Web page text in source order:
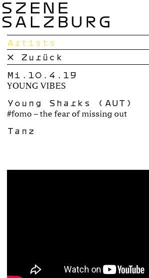
SZENE
SALZBURG
Artists
× Zurück
Mi.10.4.19
YOUNG VIBES
Young Sharks (AUT)
#fomo – the fear of missing out
Tanz